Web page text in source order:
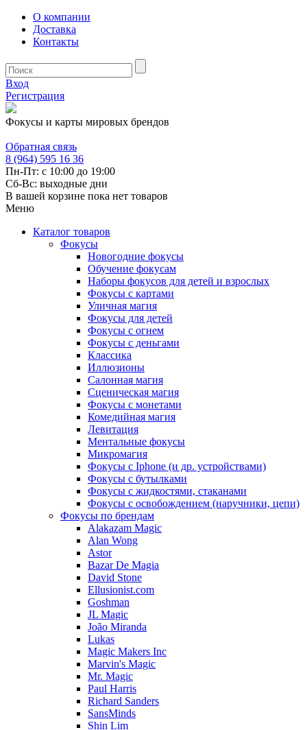
О компании
Доставка
Контакты
Вход
Регистрация
Фокусы и карты мировых брендов
Обратная связь
8 (964) 595 16 36
Пн-Пт: с 10:00 до 19:00
Сб-Вс: выходные дни
В вашей корзине пока нет товаров
Меню
Каталог товаров
Фокусы
Новогодние фокусы
Обучение фокусам
Наборы фокусов для детей и взрослых
Фокусы с картами
Уличная магия
Фокусы для детей
Фокусы с огнем
Фокусы с деньгами
Классика
Иллюзионы
Салонная магия
Сценическая магия
Фокусы с монетами
Комедийная магия
Левитация
Ментальные фокусы
Микромагия
Фокусы с Iphone (и др. устройствами)
Фокусы с бутылками
Фокусы с жидкостями, стаканами
Фокусы с освобождением (наручники, цепи)
Фокусы по брендам
Alakazam Magic
Alan Wong
Astor
Bazar De Magia
David Stone
Ellusionist.com
Goshman
JL Magic
João Miranda
Lukas
Magic Makers Inc
Marvin's Magic
Mr. Magic
Paul Harris
Richard Sanders
SansMinds
Shin Lim